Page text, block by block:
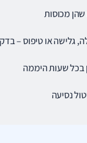
מכוסות
גלישה או טיפוס –
בכל שעות היממה
נסיעה